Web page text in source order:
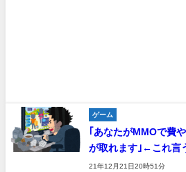
ゲーム
｢あなたがMMOで費
が取れます｣←これ言
21年12月21日20時51分